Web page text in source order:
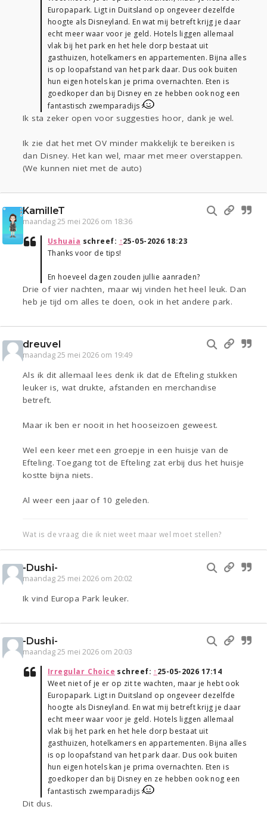
Europapark. Ligt in Duitsland op ongeveer dezelfde
hoogte als Disneyland. En wat mij betreft krijg je daar
echt meer waar voor je geld. Hotels liggen allemaal
vlak bij het park en het hele dorp bestaat uit
gasthuizen, hotelkamers en appartementen. Bijna alles
is op loopafstand van het park daar. Dus ook buiten
hun eigen hotels kan je prima overnachten. Eten is
goedkoper dan bij Disney en ze hebben ook nog een
fantastisch zwemparadijs
Ik sta zeker open voor suggesties hoor, dank je wel.
Ik zie dat het met OV minder makkelijk te bereiken is
dan Disney. Het kan wel, maar met meer overstappen.
(We kunnen niet met de auto)
KamilleT
maandag 25 mei 2026 om 18:36
Ushuaia schreef: ↑25-05-2026 18:23
Thanks voor de tips!
En hoeveel dagen zouden jullie aanraden?
Drie of vier nachten, maar wij vinden het heel leuk. Dan
heb je tijd om alles te doen, ook in het andere park.
dreuvel
maandag 25 mei 2026 om 19:49
Als ik dit allemaal lees denk ik dat de Efteling stukken
leuker is, wat drukte, afstanden en merchandise
betreft.
Maar ik ben er nooit in het hooseizoen geweest.
Wel een keer met een groepje in een huisje van de
Efteling. Toegang tot de Efteling zat erbij dus het huisje
kostte bijna niets.
Al weer een jaar of 10 geleden.
Wat is de vraag die ik niet weet maar wel moet stellen?
-Dushi-
maandag 25 mei 2026 om 20:02
Ik vind Europa Park leuker.
-Dushi-
maandag 25 mei 2026 om 20:03
Irregular_Choice schreef: ↑25-05-2026 17:14
Weet niet of je er op zit te wachten, maar je hebt ook
Europapark. Ligt in Duitsland op ongeveer dezelfde
hoogte als Disneyland. En wat mij betreft krijg je daar
echt meer waar voor je geld. Hotels liggen allemaal
vlak bij het park en het hele dorp bestaat uit
gasthuizen, hotelkamers en appartementen. Bijna alles
is op loopafstand van het park daar. Dus ook buiten
hun eigen hotels kan je prima overnachten. Eten is
goedkoper dan bij Disney en ze hebben ook nog een
fantastisch zwemparadijs
Dit dus.